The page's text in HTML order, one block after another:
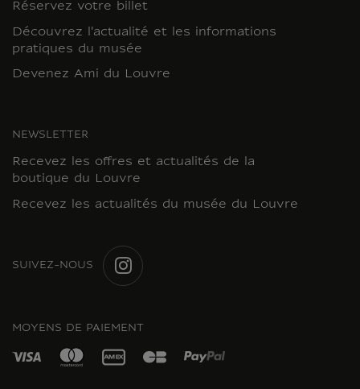
Réservez votre billet
Découvrez l'actualité et les informations
pratiques du musée
Devenez Ami du Louvre
NEWSLETTER
Recevez les offres et actualités de la
boutique du Louvre
Recevez les actualités du musée du Louvre
SUIVEZ-NOUS
MOYENS DE PAIEMENT